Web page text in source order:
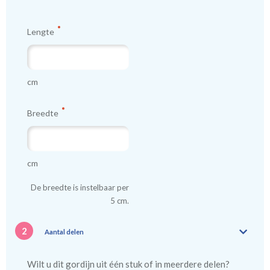
Lengte
cm
Breedte
cm
De breedte is instelbaar per
5 cm.
2 Aantal delen
Wilt u dit gordijn uit één stuk of in meerdere delen?